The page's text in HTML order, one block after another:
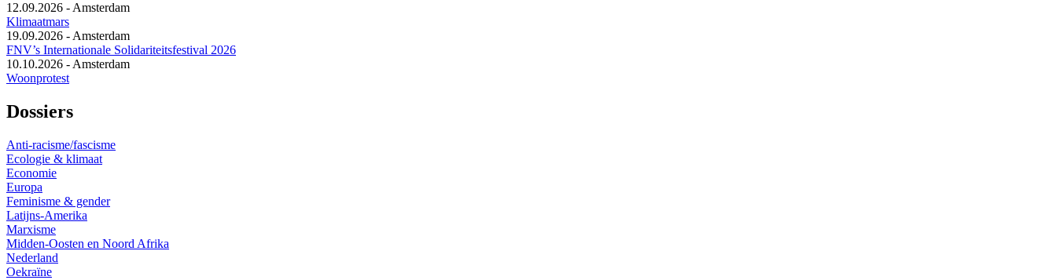
12.09.2026 -Amsterdam
Klimaatmars
19.09.2026 -Amsterdam
FNV’s Internationale Solidariteitsfestival 2026
10.10.2026 -Amsterdam
Woonprotest
Dossiers
Anti-racisme/fascisme
Ecologie & klimaat
Economie
Europa
Feminisme & gender
Latijns-Amerika
Marxisme
Midden-Oosten en Noord Afrika
Nederland
Oekraïne